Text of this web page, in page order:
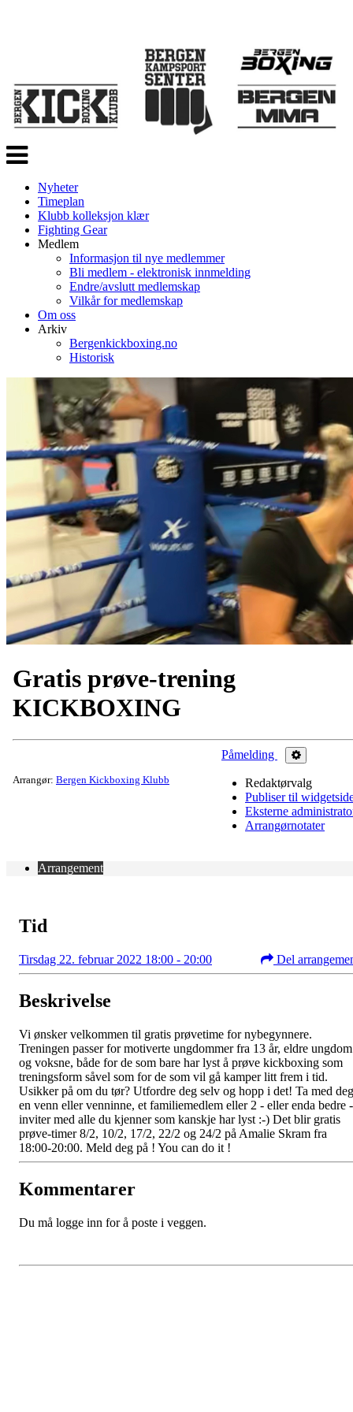
Veksle
navigasjon
Nyheter
Timeplan
Klubb kolleksjon klær
Fighting Gear
Medlem
Informasjon til nye medlemmer
Bli medlem - elektronisk innmelding
Endre/avslutt medlemskap
Vilkår for medlemskap
Om oss
Arkiv
Bergenkickboxing.no
Historisk
Gratis prøve-trening
KICKBOXING
Arrangør: Bergen Kickboxing Klubb
Påmelding
Administrer
Redaktørvalg
Publiser til
Eksterne
Arrangørnotater
Arrangement
Tid
Tirsdag 22. februar 2022 18:00 - 20:00 Del
Beskrivelse
Vi ønsker velkommen til gratis prøvetime for nybegynnere.
Treningen passer for motiverte ungdommer fra 13 år, eldre ungdom
og voksne, både for de som bare har lyst å prøve kickboxing som
treningsform såvel som for de som vil gå kamper litt frem i tid.
Usikker på om du tør? Utfordre deg selv og hopp i det! Ta med deg
en venn eller venninne, et familiemedlem eller 2 - eller enda bedre -
inviter med alle du kjenner som kanskje har lyst :-) Det blir gratis
prøve-timer 8/2, 10/2, 17/2, 22/2 og 24/2 på Amalie Skram fra
18:00-20:00. Meld deg på ! You can do it !
Kommentarer
Du må logge inn for å poste i veggen.